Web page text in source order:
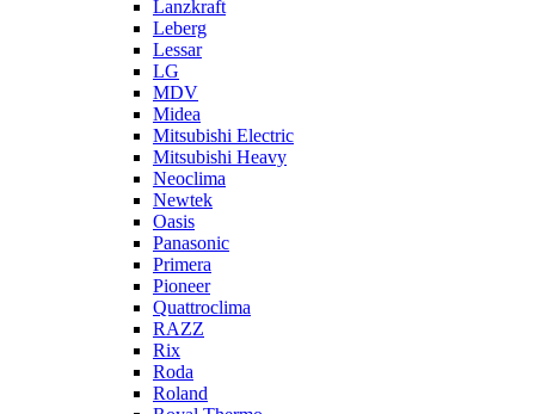
Lanzkraft
Leberg
Lessar
LG
MDV
Midea
Mitsubishi Electric
Mitsubishi Heavy
Neoclima
Newtek
Oasis
Panasonic
Primera
Pioneer
Quattroclima
RAZZ
Rix
Roda
Roland